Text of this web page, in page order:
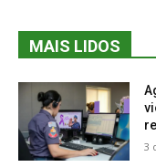
MAIS LIDOS
3